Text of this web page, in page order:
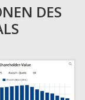
DES